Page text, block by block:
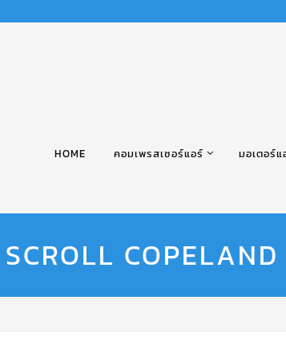
HOME คอมเพรสเซอร์แอร์ มอเตอร์แ